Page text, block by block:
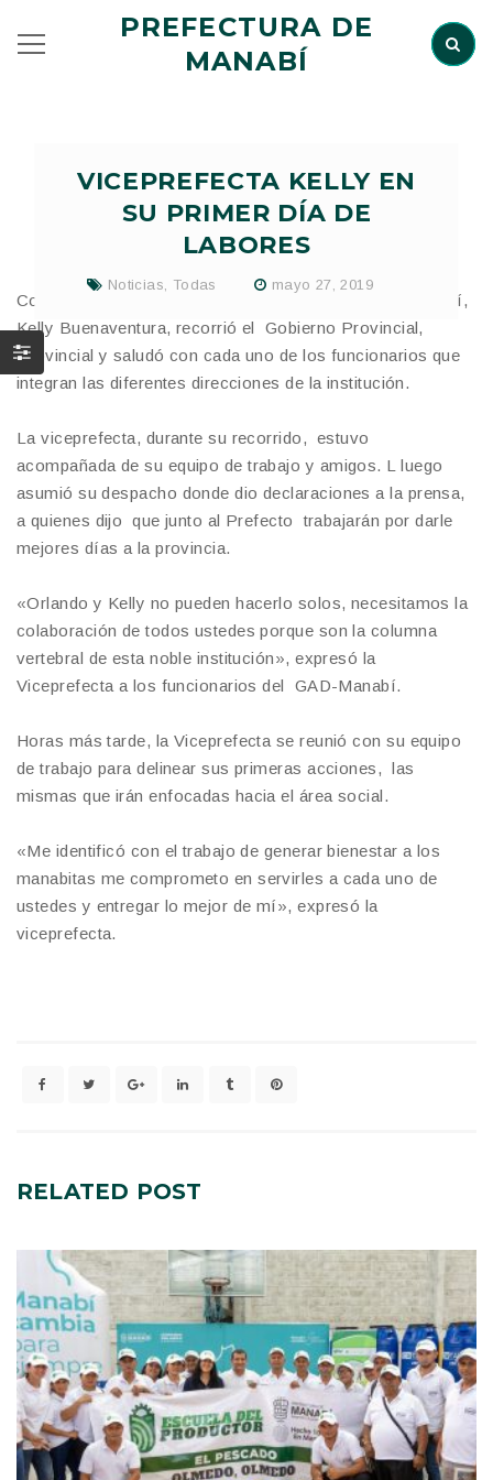
PREFECTURA DE
MANABÍ
VICEPREFECTA KELLY EN
SU PRIMER DÍA DE
LABORES
Noticias Todas mayo 27, 2019
Con mensajes de paz y unidad, la viceprefecta de Manabí,
Kelly Buenaventura, recorrió el Gobierno Provincial,
Provincial y saludó con cada uno de los funcionarios que
integran las diferentes direcciones de la institución.
La viceprefecta, durante su recorrido, estuvo
acompañada de su equipo de trabajo y amigos. L luego
asumió su despacho donde dio declaraciones a la prensa,
a quienes dijo que junto al Prefecto trabajarán por darle
mejores días a la provincia.
«Orlando y Kelly no pueden hacerlo solos, necesitamos la
colaboración de todos ustedes porque son la columna
vertebral de esta noble institución», expresó la
Viceprefecta a los funcionarios del GAD-Manabí.
Horas más tarde, la Viceprefecta se reunió con su equipo
de trabajo para delinear sus primeras acciones, las
mismas que irán enfocadas hacia el área social.
«Me identificó con el trabajo de generar bienestar a los
manabitas me comprometo en servirles a cada uno de
ustedes y entregar lo mejor de mí», expresó la
viceprefecta.
RELATED POST